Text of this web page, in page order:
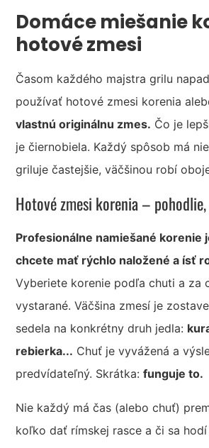
Domáce miešanie
hotové zmesi
Časom každého majstra grilu
používať hotové zmesi korenia
vlastnú originálnu zmes. Čo je
je čiernobiela. Každý spôsob má
griluje častejšie, väčšinou robí
Hotové zmesi korenia –
Profesionálne namiešané korenie
chcete mať rýchlo naložené a ísť
Vyberiete korenie podľa chuti a za
vystarané. Väčšina zmesí je
sedela na konkrétny druh jedla:
rebierka... Chuť je vyvážená a
predvídateľný. Skrátka:funguje to.
Nie každý má čas (alebo chuť)
koľko dať rímskej rasce a či sa